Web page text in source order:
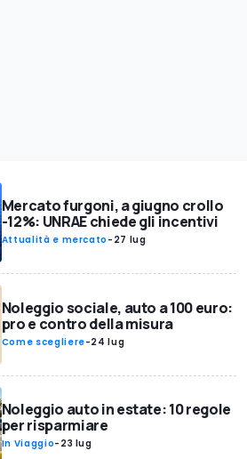
Mercato furgoni, a giugno crollo
-12%: UNRAE chiede gli incentivi
Attualità e mercato - 27 lug
Noleggio sociale, auto a 100 euro:
pro e contro della misura
Come scegliere-24 lug
Noleggio auto in estate: 10 regole
per risparmiare
In Viaggio- 23 lug